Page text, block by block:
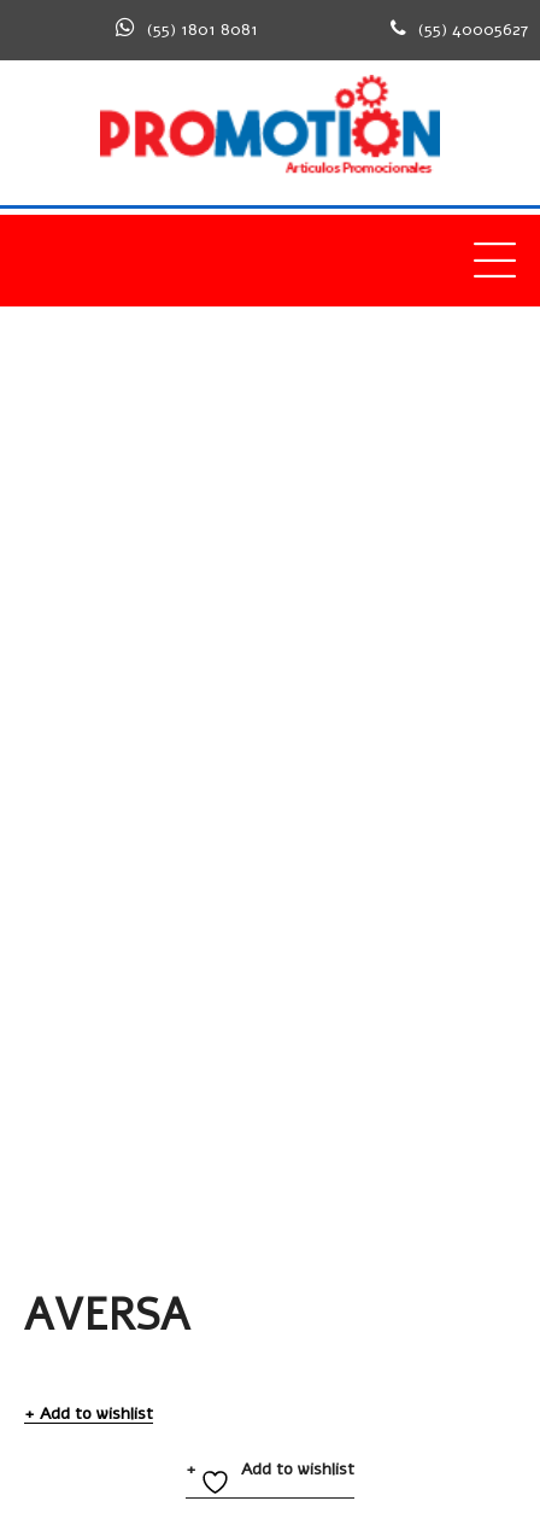
(55) 1801 8081 (55) 40005627
AVERSA
Add to wishlist
Add to wishlist